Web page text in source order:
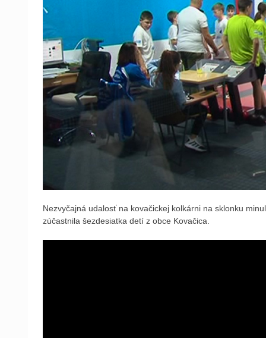
Nezvyčajná udalosť na kovačickej kolkárni na sklonku
zúčastnila šezdesiatka detí z obce Kovačica.